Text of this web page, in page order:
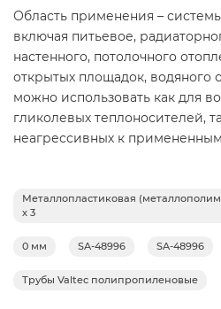
Область применения –
включая питьевое,
настенного, потолочного
открытых площадок, водяного
можно использовать как для
гликолевых теплоносителей,
неагрессивных к
Металлопластиковая
х 3
0 мм SA-48996 SA-48996
Трубы Valtec полипропиленовые